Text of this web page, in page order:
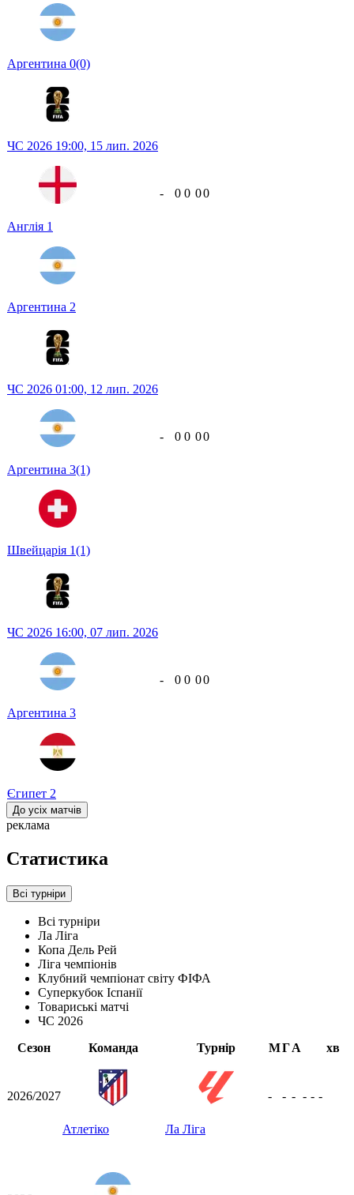
Аргентина 0(0)
ЧС 2026 19:00, 15 лип. 2026
Англія 1
Аргентина 2
- 0 0 00
ЧС 2026 01:00, 12 лип. 2026
Аргентина 3(1)
Швейцарія 1(1)
- 0 0 00
ЧС 2026 16:00, 07 лип. 2026
Аргентина 3
Єгипет 2
- 0 0 00
До усіх матчів
реклама
Статистика
Всі турніри
Всі турніри
Ла Ліга
Копа Дель Рей
Ліга чемпіонів
Клубний чемпіонат світу ФІФА
Суперкубок Іспанії
Товариські матчі
ЧС 2026
Сезон
Команда Турнір МГА хв
2026/2027
Атлетіко Ла Ліга
- - - - - -